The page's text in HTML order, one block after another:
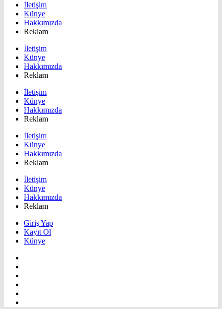
İletişim
Künye
Hakkımızda
Reklam
İletişim
Künye
Hakkımızda
Reklam
İletişim
Künye
Hakkımızda
Reklam
İletişim
Künye
Hakkımızda
Reklam
İletişim
Künye
Hakkımızda
Reklam
Giriş Yap
Kayıt Ol
Künye